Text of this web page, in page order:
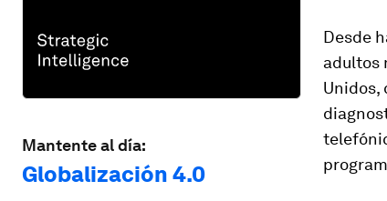
Mantente al día:
Globalización 4.0
Desde
adultos
Unidos,